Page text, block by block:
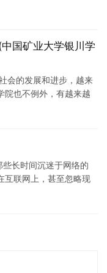
国矿业大学银川学
会的发展和进步，越来
院也不例外，有越来越
长时间沉迷于网络的
互联网上，甚至忽略现